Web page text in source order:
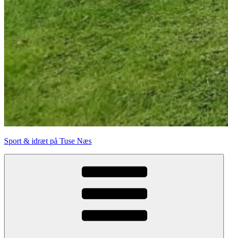
Sport & idræt på Tuse Næs